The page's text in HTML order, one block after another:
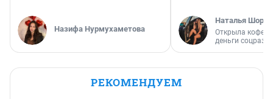
Назифа Нурмухаметова
Наталья
Открыла
деньги
РЕКОМЕНДУЕМ